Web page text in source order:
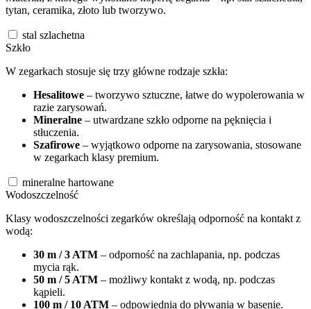
tytan, ceramika, złoto lub tworzywo.
stal szlachetna
Szkło
W zegarkach stosuje się trzy główne rodzaje szkła:
Hesalitowe – tworzywo sztuczne, łatwe do wypolerowania w
razie zarysowań.
Mineralne – utwardzane szkło odporne na pęknięcia i
stłuczenia.
Szafirowe – wyjątkowo odporne na zarysowania, stosowane
w zegarkach klasy premium.
mineralne hartowane
Wodoszczelność
Klasy wodoszczelności zegarków określają odporność na kontakt z
wodą:
30 m / 3 ATM – odporność na zachlapania, np. podczas
mycia rąk.
50 m / 5 ATM – możliwy kontakt z wodą, np. podczas
kąpieli.
100 m / 10 ATM – odpowiednia do pływania w basenie.